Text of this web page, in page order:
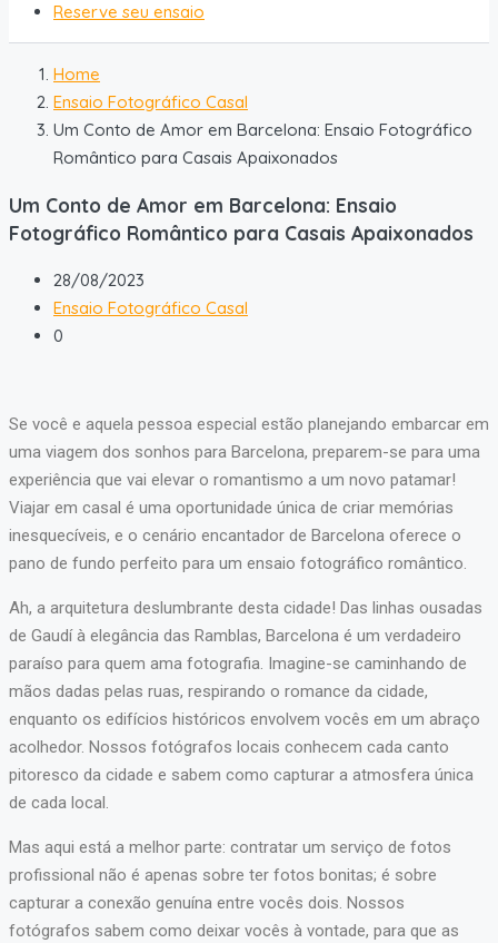
Reserve seu ensaio
Home
Ensaio Fotográfico Casal
Um Conto de Amor em Barcelona: Ensaio Fotográfico
Romântico para Casais Apaixonados
Um Conto de Amor em Barcelona: Ensaio
Fotográfico Romântico para Casais Apaixonados
28/08/2023
Ensaio Fotográfico Casal
0
Se você e aquela pessoa especial estão planejando embarcar em
uma viagem dos sonhos para Barcelona, preparem-se para uma
experiência que vai elevar o romantismo a um novo patamar!
Viajar em casal é uma oportunidade única de criar memórias
inesquecíveis, e o cenário encantador de Barcelona oferece o
pano de fundo perfeito para um ensaio fotográfico romântico.
Ah, a arquitetura deslumbrante desta cidade! Das linhas ousadas
de Gaudí à elegância das Ramblas, Barcelona é um verdadeiro
paraíso para quem ama fotografia. Imagine-se caminhando de
mãos dadas pelas ruas, respirando o romance da cidade,
enquanto os edifícios históricos envolvem vocês em um abraço
acolhedor. Nossos fotógrafos locais conhecem cada canto
pitoresco da cidade e sabem como capturar a atmosfera única
de cada local.
Mas aqui está a melhor parte: contratar um serviço de fotos
profissional não é apenas sobre ter fotos bonitas; é sobre
capturar a conexão genuína entre vocês dois. Nossos
fotógrafos sabem como deixar vocês à vontade, para que as